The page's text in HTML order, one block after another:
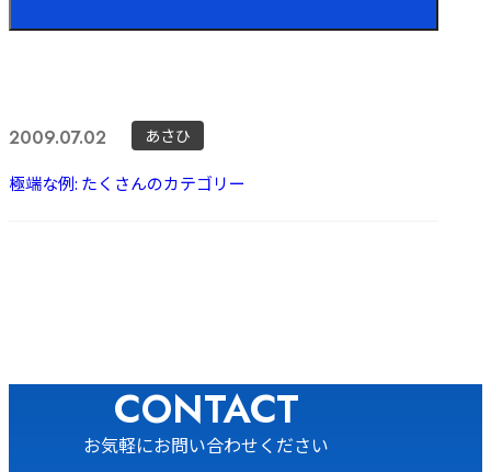
2009.07.02 あさひ
極端な例: たくさんのカテゴリー
CONTACT
お気軽にお問い合わせください